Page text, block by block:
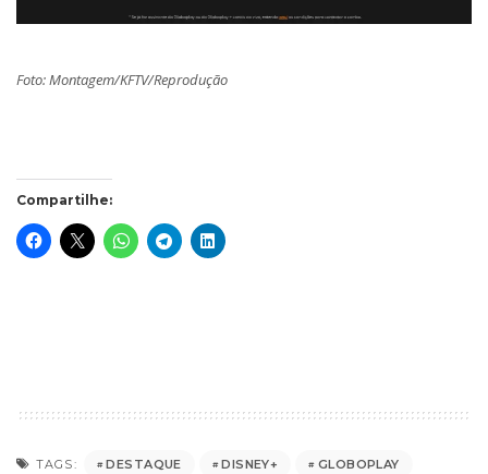
Foto: Montagem/KFTV/Reprodução
Compartilhe:
TAGS: DESTAQUE DISNEY+
GLOBOPLAY